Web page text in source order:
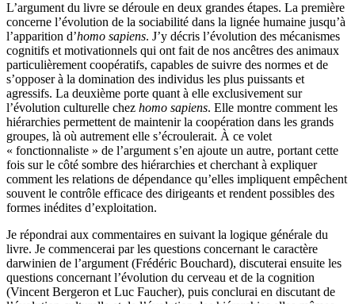
L’argument du livre se déroule en deux grandes étapes. La première
concerne l’évolution de la sociabilité dans la lignée humaine jusqu’à
l’apparition d’homo sapiens. J’y décris l’évolution des mécanismes
cognitifs et motivationnels qui ont fait de nos ancêtres des animaux
particulièrement coopératifs, capables de suivre des normes et de
s’opposer à la domination des individus les plus puissants et
agressifs. La deuxième porte quant à elle exclusivement sur
l’évolution culturelle chez homo sapiens. Elle montre comment les
hiérarchies permettent de maintenir la coopération dans les grands
groupes, là où autrement elle s’écroulerait. À ce volet
« fonctionnaliste » de l’argument s’en ajoute un autre, portant cette
fois sur le côté sombre des hiérarchies et cherchant à expliquer
comment les relations de dépendance qu’elles impliquent empêchent
souvent le contrôle efficace des dirigeants et rendent possibles des
formes inédites d’exploitation.
Je répondrai aux commentaires en suivant la logique générale du
livre. Je commencerai par les questions concernant le caractère
darwinien de l’argument (Frédéric Bouchard), discuterai ensuite les
questions concernant l’évolution du cerveau et de la cognition
(Vincent Bergeron et Luc Faucher), puis conclurai en discutant de